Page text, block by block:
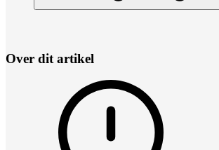
Over dit artikel